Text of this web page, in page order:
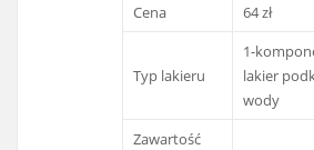
Cena
64 zł
Typ lakieru
1-
lakier
wody
Zawartość